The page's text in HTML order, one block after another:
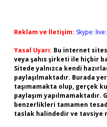
Reklam ve İletişim: Skype:
Yasal Uyarı: Bu internet
veya şahıs şirketi ile hiçbir
Sitede yalnızca kendi
paylaşılmaktadır. Burada
taşımamakta olup, gerçek
paylaşım
benzerlikleri tamamen
taslak halindedir ve tavsiye